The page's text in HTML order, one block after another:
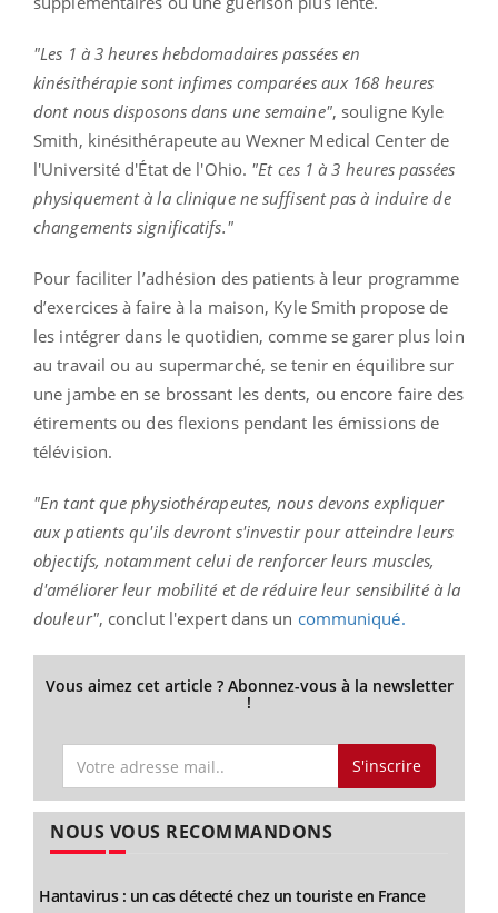
"Les 1 à 3 heures hebdomadaires passées en
kinésithérapie sont infimes comparées aux 168 heures
dont nous disposons dans une semaine", souligne Kyle
Smith, kinésithérapeute au Wexner Medical Center de
l'Université d'État de l'Ohio. "Et ces 1 à 3 heures passées
physiquement à la clinique ne suffisent pas à induire de
changements significatifs."
Pour faciliter l’adhésion des patients à leur programme
d’exercices à faire à la maison, Kyle Smith propose de
les intégrer dans le quotidien, comme se garer plus loin
au travail ou au supermarché, se tenir en équilibre sur
une jambe en se brossant les dents, ou encore faire des
étirements ou des flexions pendant les émissions de
télévision.
"En tant que physiothérapeutes, nous devons expliquer
aux patients qu'ils devront s'investir pour atteindre leurs
objectifs, notamment celui de renforcer leurs muscles,
d'améliorer leur mobilité et de réduire leur sensibilité à la
douleur", conclut l'expert dans un communiqué.
Vous aimez cet article ? Abonnez-vous à la newsletter
!
S'inscrire
NOUS VOUS RECOMMANDONS
Hantavirus : un cas détecté chez un touriste en France